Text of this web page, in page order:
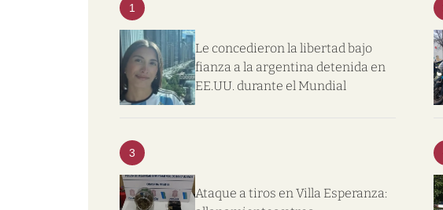
1
Le concedieron la libertad bajo
fianza a la argentina detenida en
EE.UU. durante el Mundial
3
Ataque a tiros en Villa Esperanza: